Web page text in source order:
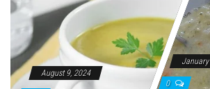
August 9, 2024
0